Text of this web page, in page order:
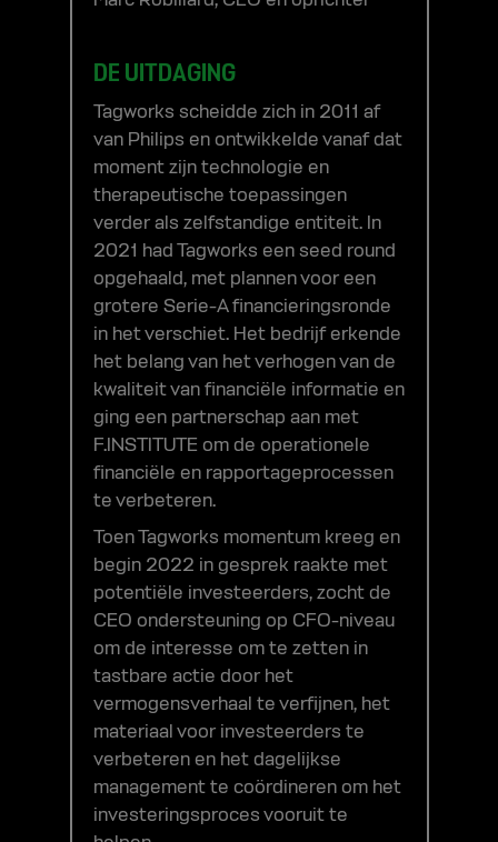
DE UITDAGING
Tagworks scheidde zich in 2011 af
van Philips en ontwikkelde vanaf dat
moment zijn technologie en
therapeutische toepassingen
verder als zelfstandige entiteit. In
2021 had Tagworks een seed round
opgehaald, met plannen voor een
grotere Serie-A financieringsronde
in het verschiet. Het bedrijf erkende
het belang van het verhogen van de
kwaliteit van financiële informatie en
ging een partnerschap aan met
F.INSTITUTE om de operationele
financiële en rapportageprocessen
te verbeteren.
Toen Tagworks momentum kreeg en
begin 2022 in gesprek raakte met
potentiële investeerders, zocht de
CEO ondersteuning op CFO-niveau
om de interesse om te zetten in
tastbare actie door het
vermogensverhaal te verfijnen, het
materiaal voor investeerders te
verbeteren en het dagelijkse
management te coördineren om het
investeringsproces vooruit te